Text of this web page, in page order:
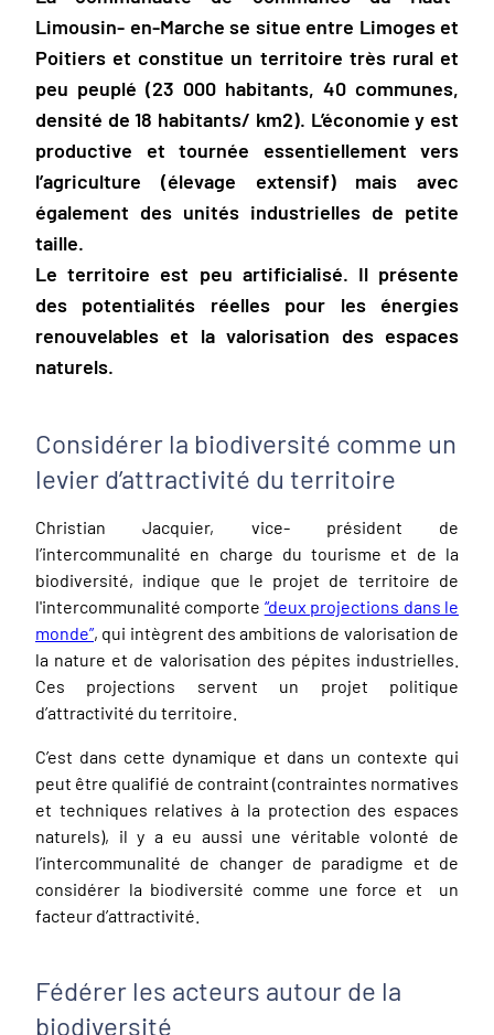
Limousin- en-Marche se situe entre Limoges et
Poitiers et constitue un territoire très rural et
peu peuplé (23 000 habitants, 40 communes,
densité de 18 habitants/ km2). L’économie y est
productive et tournée essentiellement vers
l’agriculture (élevage extensif) mais avec
également des unités industrielles de petite
taille.
Le territoire est peu artificialisé. Il présente
des potentialités réelles pour les énergies
renouvelables et la valorisation des espaces
naturels.
Considérer la biodiversité comme un
levier d’attractivité du territoire
Christian Jacquier, vice- président de
l’intercommunalité en charge du tourisme et de la
biodiversité, indique que le projet de territoire de
l'intercommunalité comporte “deux projections dans le
monde”, qui intègrent des ambitions de valorisation de
la nature et de valorisation des pépites industrielles.
Ces projections servent un projet politique
d’attractivité du territoire.
C’est dans cette dynamique et dans un contexte qui
peut être qualifié de contraint (contraintes normatives
et techniques relatives à la protection des espaces
naturels), il y a eu aussi une véritable volonté de
l’intercommunalité de changer de paradigme et de
considérer la biodiversité comme une force et un
facteur d’attractivité.
Fédérer les acteurs autour de la
biodiversité